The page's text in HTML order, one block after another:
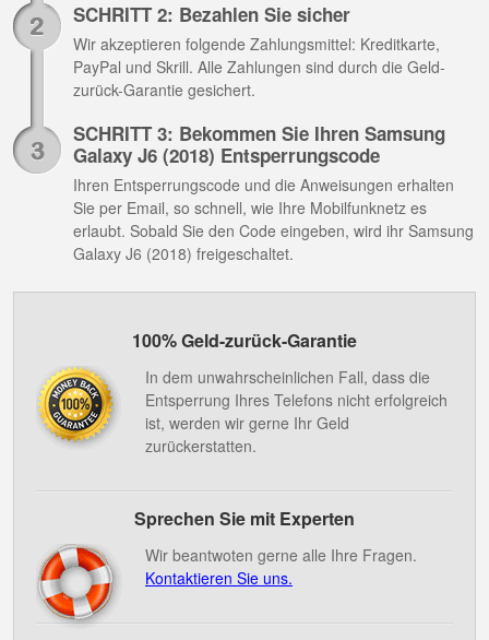
SCHRITT 2: Bezahlen Sie sicher
Wir akzeptieren folgende Zahlungsmittel: Kreditkarte,
PayPal und Skrill. Alle Zahlungen sind durch die Geld-
zurück-Garantie gesichert.
SCHRITT 3: Bekommen Sie Ihren Samsung
Galaxy J6 (2018) Entsperrungscode
Ihren Entsperrungscode und die Anweisungen erhalten
Sie per Email, so schnell, wie Ihre Mobilfunknetz es
erlaubt. Sobald Sie den Code eingeben, wird ihr Samsung
Galaxy J6 (2018) freigeschaltet.
100% Geld-zurück-Garantie
In dem unwahrscheinlichen Fall, dass die
Entsperrung Ihres Telefons nicht erfolgreich
ist, werden wir gerne Ihr Geld
zurückerstatten.
Sprechen Sie mit Experten
Wir beantwoten gerne alle Ihre Fragen.
Kontaktieren Sie uns.